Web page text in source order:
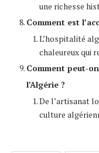
une richesse
Comment est
L’hospitalité
chaleureux qui
Comment peut-
l’Algérie ?
De l’artisanat
culture